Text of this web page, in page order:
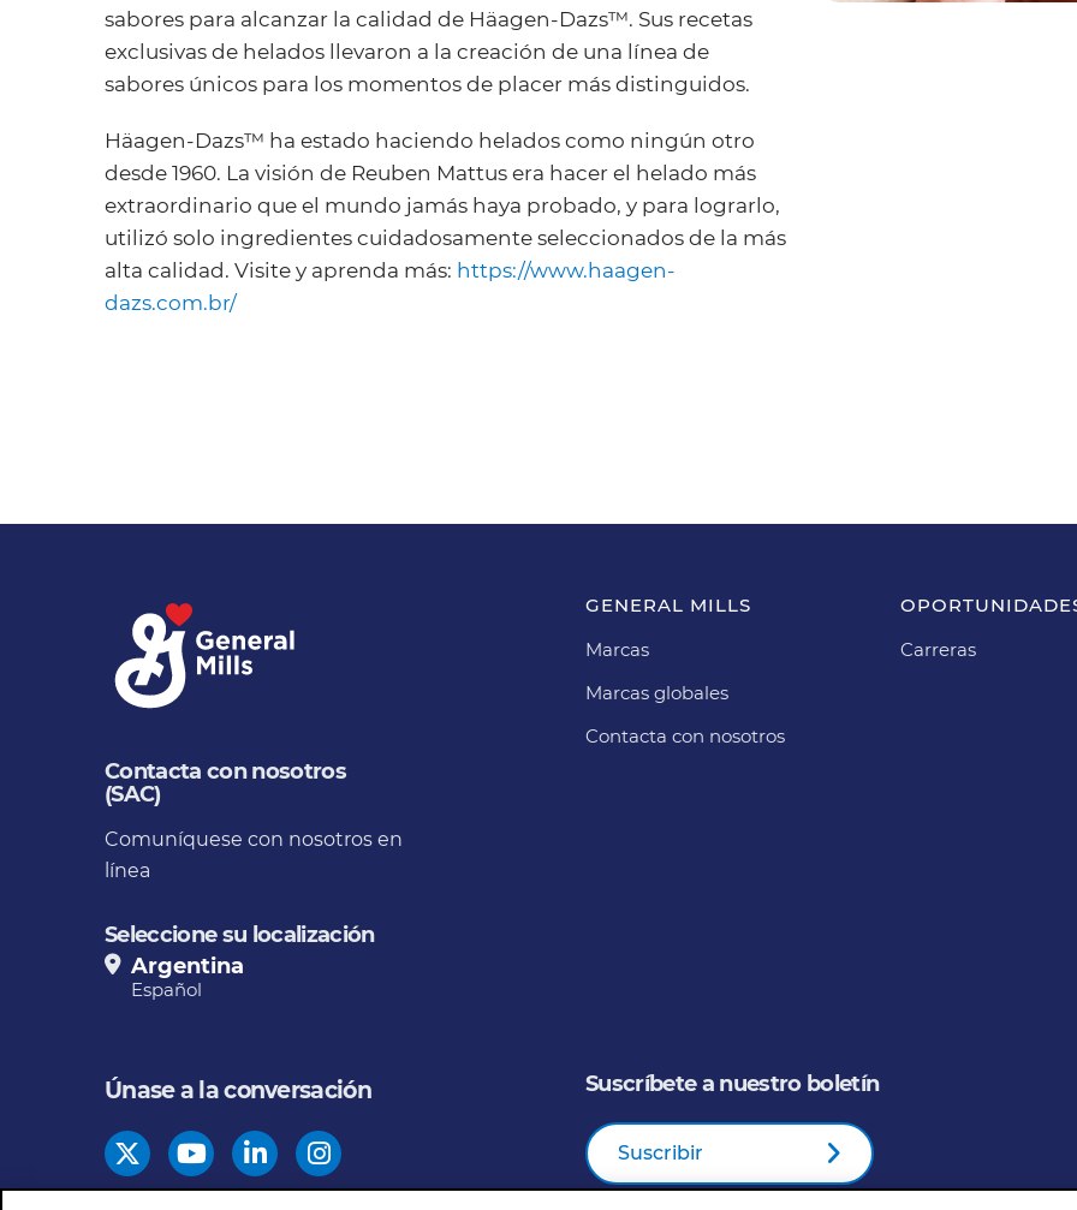
sabores para alcanzar la calidad de Häagen-Dazs™. Sus recetas
exclusivas de helados llevaron a la creación de una línea de
sabores únicos para los momentos de placer más distinguidos.
Häagen-Dazs™ ha estado haciendo helados como ningún otro
desde 1960. La visión de Reuben Mattus era hacer el helado más
extraordinario que el mundo jamás haya probado, y para lograrlo,
utilizó solo ingredientes cuidadosamente seleccionados de la más
alta calidad. Visite y aprenda más: https://www.haagen-
dazs.com.br/
Contacta con nosotros
(SAC)
Comuníquese con nosotros en
línea
Seleccione su localización
Argentina
Español
GENERAL MILLS
Marcas
Marcas globales
Contacta con nosotros
Carreras
Únase a la conversación Suscríbete a nuestro boletín
Suscribir